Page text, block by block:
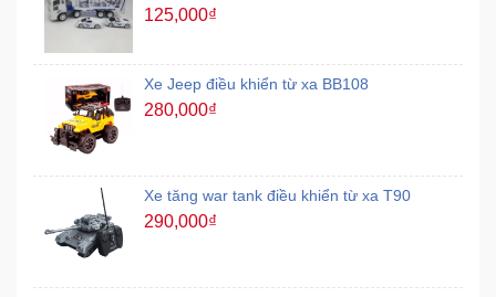
125,000₫
Xe Jeep điều khiển từ xa BB108
280,000₫
Xe tăng war tank điều khiển từ xa T90
290,000₫